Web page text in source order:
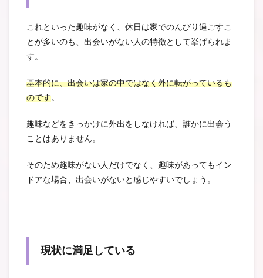
これといった趣味がなく、休日は家でのんびり過ごすこ
とが多いのも、出会いがない人の特徴として挙げられま
す。
基本的に、出会いは家の中ではなく外に転がっているも
のです。
趣味などをきっかけに外出をしなければ、誰かに出会う
ことはありません。
そのため趣味がない人だけでなく、趣味があってもイン
ドアな場合、出会いがないと感じやすいでしょう。
現状に満足している